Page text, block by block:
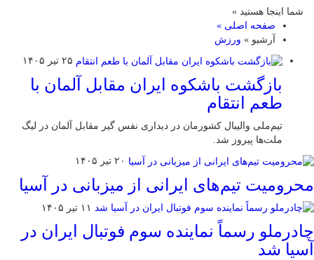
شما اینجا هستید »
صفحه اصلی »
آرشیو » ورزش
۲۵ تیر ۱۴۰۵
بازگشت باشکوه ایران مقابل آلمان با
طعم انتقام
تیم‌ملی والیبال کشورمان در دیداری نفس گیر مقابل آلمان در لیگ
ملت‌ها پیروز شد.
۲۰ تیر ۱۴۰۵
محرومیت تیم‌های ایرانی از میزبانی در آسیا
۱۱ تیر ۱۴۰۵
چادرملو رسماً نماینده سوم فوتبال ایران در
آسیا شد